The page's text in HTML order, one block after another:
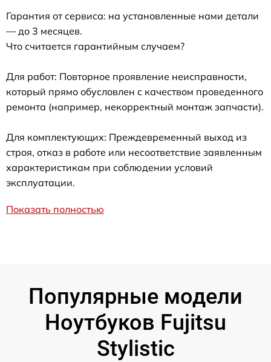
Гарантия от сервиса: на установленные нами детали
— до 3 месяцев.
Что считается гарантийным случаем?
Для работ: Повторное проявление неисправности,
который прямо обусловлен с качеством проведенного
ремонта (например, некорректный монтаж запчасти).
Для комплектующих: Преждевременный выход из
строя, отказ в работе или несоответствие заявленным
характеристикам при соблюдении условий
эксплуатации.
Показать полностью
Популярные модели
Ноутбуков Fujitsu
Stylistic